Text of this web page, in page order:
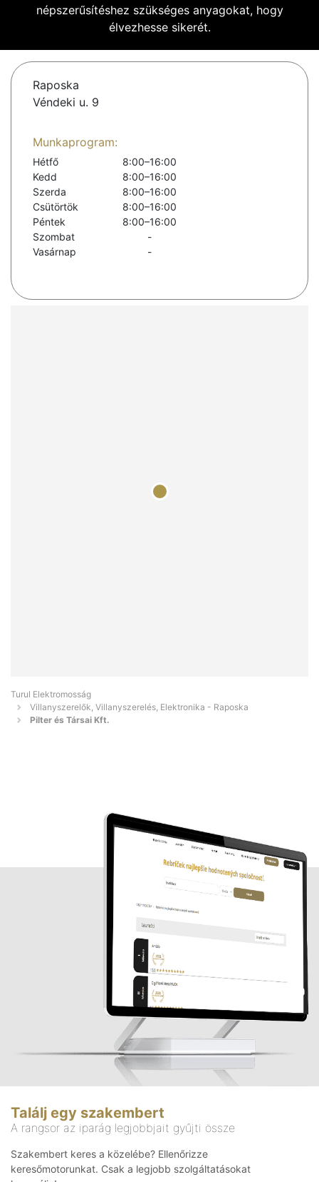
népszerűsítéshez szükséges anyagokat, hogy
élvezhesse sikerét.
Raposka
Véndeki u. 9
Munkaprogram:
Hétfő
8:00–16:00
Kedd
8:00–16:00
Szerda
8:00–16:00
Csütörtök
8:00–16:00
Péntek
8:00–16:00
Szombat
-
Vasárnap
-
Turul Elektromosság
Villanyszerelők, Villanyszerelés, Elektronika - Raposka
Pilter és Társai Kft.
Találj egy szakembert
A rangsor az iparág legjobbjait gyűjti össze
Szakembert keres a közelébe? Ellenőrizze
keresőmotorunkat. Csak a legjobb szolgáltatásokat